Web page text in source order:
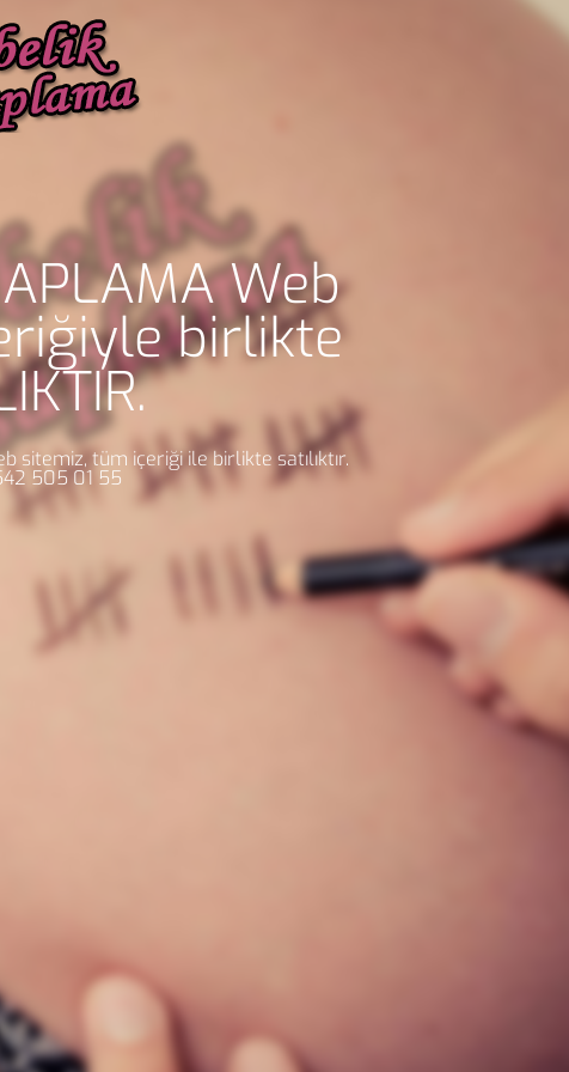
Web
birlikte
sitemiz, tüm içeriği ile birlikte satılıktır.
505 01 55